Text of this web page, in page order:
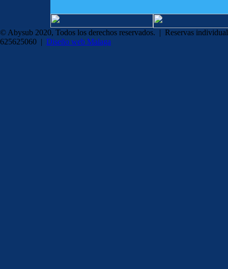
© Abysub 2020, Todos los derechos reservados. | Reservas
625625060 | Diseño web Malaga